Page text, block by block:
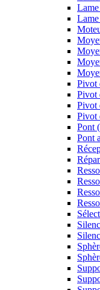
Lame
Pivot
Pivot
Pivot
Pivot
Pont
Pont